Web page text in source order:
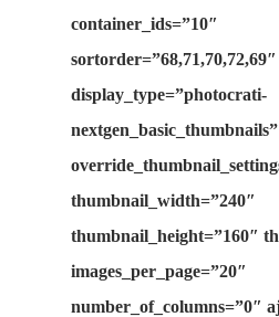
container_ids=”10″
sortorder=”68,71,70,72,69″
display_type=”photocrati-
nextgen_basic_thumbnails”
thumbnail_width=”240″
thumbnail_height=”160″
images_per_page=”20″
number_of_columns=”0″